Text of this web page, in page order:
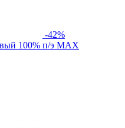
-42%
100% п/э MAX